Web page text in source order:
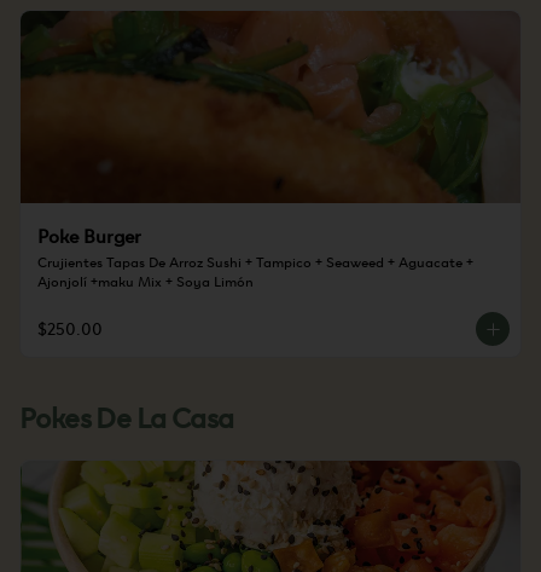
Poke Burger
Crujientes Tapas De Arroz Sushi + Tampico + Seaweed + Aguacate +
Ajonjolí +maku Mix + Soya Limón
$250.00
Pokes De La Casa